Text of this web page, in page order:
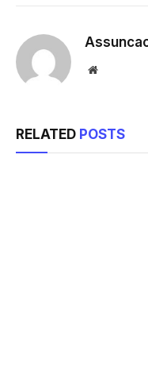
Website
RELATED POSTS